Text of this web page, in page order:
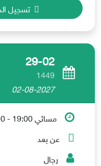
تسجيل
29-02
1449
02-08-2027
مسائي 19:00 - 21:00
عن بعد
رجال